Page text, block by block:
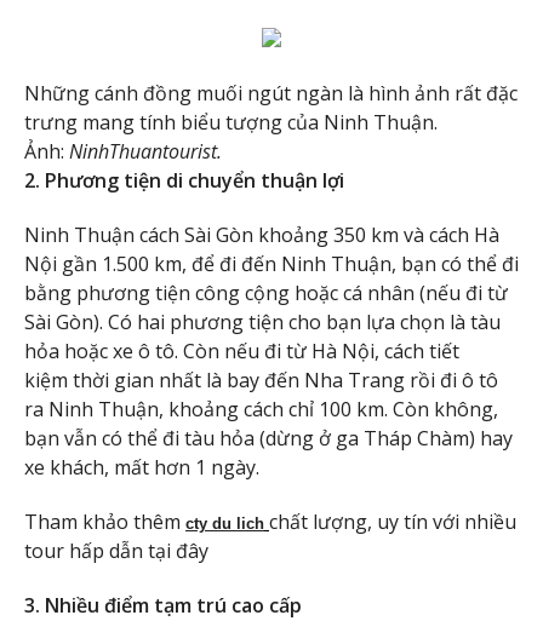
Những cánh đồng muối ngút ngàn là hình ảnh rất đặc
trưng mang tính biểu tượng của Ninh Thuận.
Ảnh: NinhThuantourist.
2. Phương tiện di chuyển thuận lợi
Ninh Thuận cách Sài Gòn khoảng 350 km và cách Hà
Nội gần 1.500 km, để đi đến Ninh Thuận, bạn có thể đi
bằng phương tiện công cộng hoặc cá nhân (nếu đi từ
Sài Gòn). Có hai phương tiện cho bạn lựa chọn là tàu
hỏa hoặc xe ô tô. Còn nếu đi từ Hà Nội, cách tiết
kiệm thời gian nhất là bay đến Nha Trang rồi đi ô tô
ra Ninh Thuận, khoảng cách chỉ 100 km. Còn không,
bạn vẫn có thể đi tàu hỏa (dừng ở ga Tháp Chàm) hay
xe khách, mất hơn 1 ngày.
Tham khảo thêm cty du lich chất lượng, uy tín với nhiều
tour hấp dẫn tại đây
3. Nhiều điểm tạm trú cao cấp